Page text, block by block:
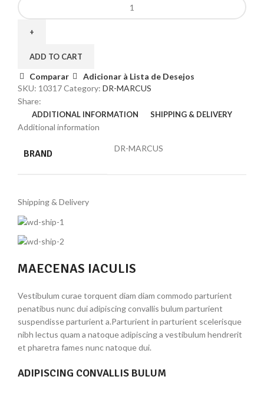
ADD TO CART
Comparar
Adicionar à Lista de Desejos
SKU: 10317Category: DR-MARCUS
Share:
ADDITIONAL INFORMATION SHIPPING & DELIVERY
Additional information
BRAND DR-MARCUS
Shipping & Delivery
MAECENAS IACULIS
Vestibulum curae torquent diam diam commodo parturient
penatibus nunc dui adipiscing convallis bulum parturient
suspendisse parturient a.Parturient in parturient scelerisque
nibh lectus quam a natoque adipiscing a vestibulum hendrerit
et pharetra fames nunc natoque dui.
ADIPISCING CONVALLIS BULUM